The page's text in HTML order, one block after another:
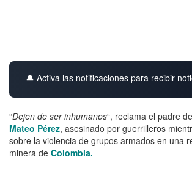
🔔 Activa las notificaciones para recibir
“Dejen de ser inhumanos“, reclama el padre
Mateo Pérez, asesinado por guerrilleros
sobre la violencia de grupos armados en una
minera de Colombia.